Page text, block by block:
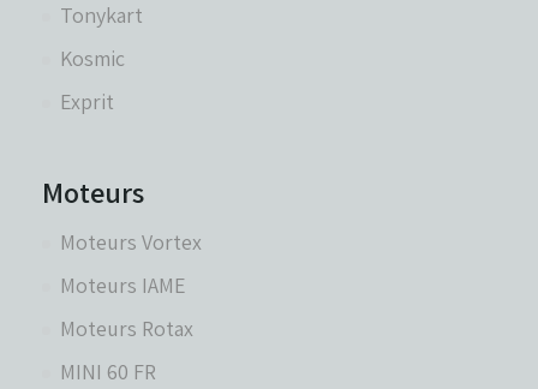
Tonykart
Kosmic
Exprit
Moteurs
Moteurs Vortex
Moteurs IAME
Moteurs Rotax
MINI 60 FR
Platines moteurs - Brides
Plombs - Câbles - Mesure
Réservoirs - Radiateurs
Sièges et Raidisseurs